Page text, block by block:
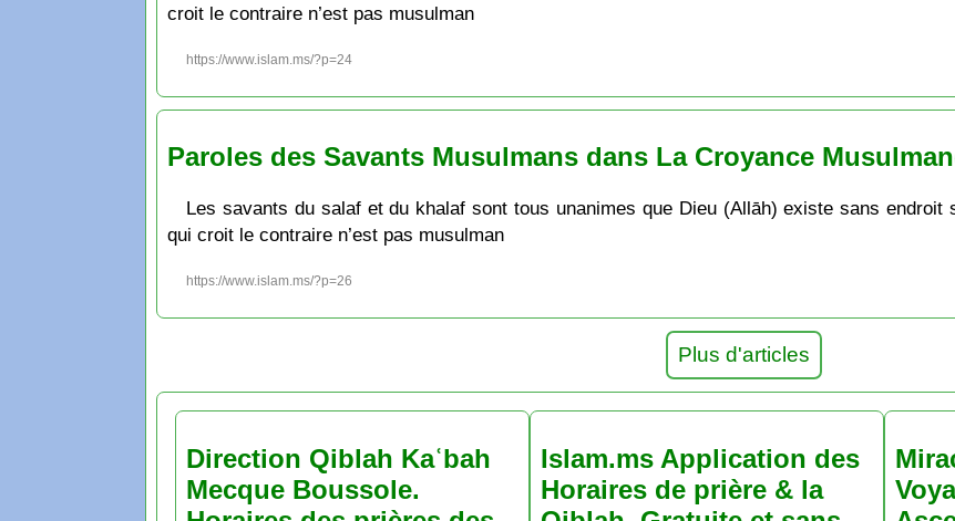
croit le contraire n’est pas musulman
https://www.islam.ms/?p=24
Paroles des Savants Musulmans dans La Croyance
Les savants du salaf et du khalaf sont tous unanimes que Dieu (Allāh) existe sans
qui croit le contraire n’est pas musulman
https://www.islam.ms/?p=26
Plus d'articles
Direction Qiblah Kaʿbah
Mecque Boussole.
Islam.ms Application des
Horaires de prière & la